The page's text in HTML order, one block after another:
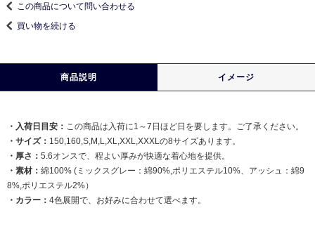
この商品について問い合わせる
買い物を続ける
商品説明 イメージ
・入荷日目安： この商品は入荷に1～7日ほど日を要します。ご了承ください。
・サイズ： 150,160,S,M,L,XL,XXL,XXXLの8サイズあります。
・厚さ： 5.6オンスで、程よい厚みが快適な着心地を提供。
・素材： 綿100% (ミックスグレー：綿90%,ポリエステル10%、アッシュ：綿9
8%,ポリエステル2%）
・カラー： 4色展開で、お好みに合わせて選べます。